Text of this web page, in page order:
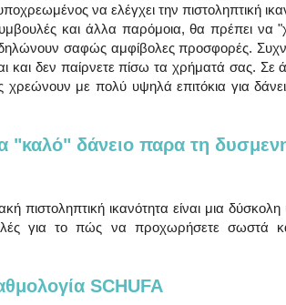
να ελέγχει την πιστοληπτική
και άλλα παρόμοια, θα πρέπει να
σαφώς αμφίβολες προσφορές.
και δεν παίρνετε πίσω τα χρήματά σας. Σε
με πολύ υψηλά επιτόκια για
"καλό" δάνειο παρα τη
πιστοληπτική ικανότητα είναι μια
για το πώς να προχωρήσετε σωστά
SCHUFA